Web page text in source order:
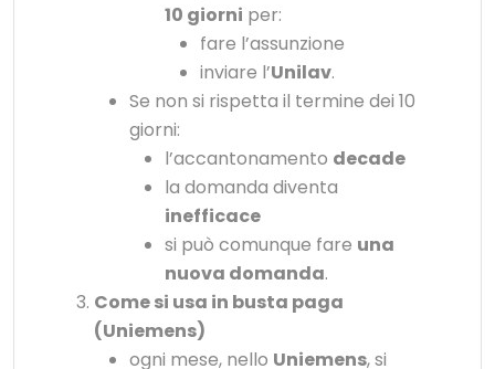
10 giorni per:
fare l’assunzione
inviare l’Unilav.
Se non si rispetta il termine dei 10
giorni:
l’accantonamento decade
la domanda diventa
inefficace
si può comunque fare una
nuova domanda.
Come si usa in busta paga
(Uniemens)
ogni mese, nello Uniemens, si